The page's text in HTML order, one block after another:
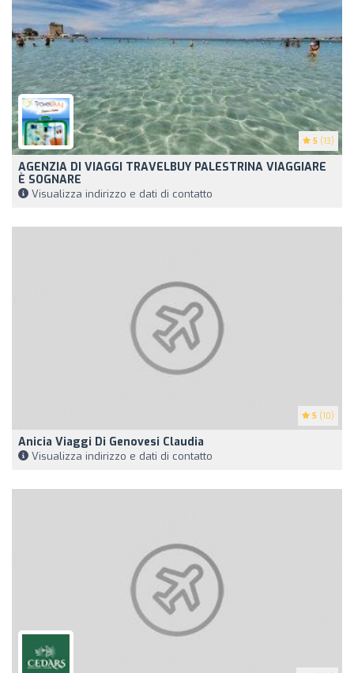
5 (13)
AGENZIA DI VIAGGI TRAVELBUY PALESTRINA VIAGGIARE
È SOGNARE
Visualizza indirizzo e dati di contatto
5 (10)
Anicia Viaggi Di Genovesi Claudia
Visualizza indirizzo e dati di contatto